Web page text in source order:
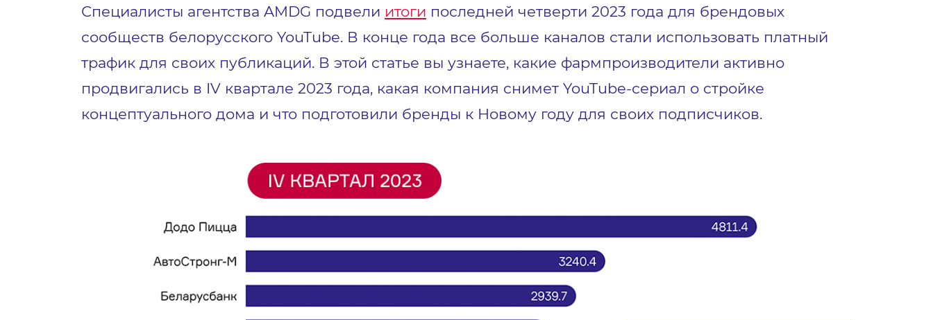
Специалисты агентства AMDG подвели итоги последней четверти 2023 года для брендовых
сообществ белорусского YouTube. В конце года все больше каналов стали использовать платный
трафик для своих публикаций. В этой статье вы узнаете, какие фармпроизводители активно
продвигались в IV квартале 2023 года, какая компания снимет YouTube-сериал о стройке
концептуального дома и что подготовили бренды к Новому году для своих подписчиков.